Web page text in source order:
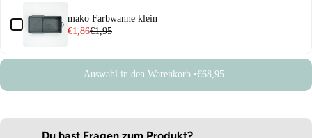
mako Farbwanne klein
€1,86€1,95
Auswahl in den Warenkorb •€68,95